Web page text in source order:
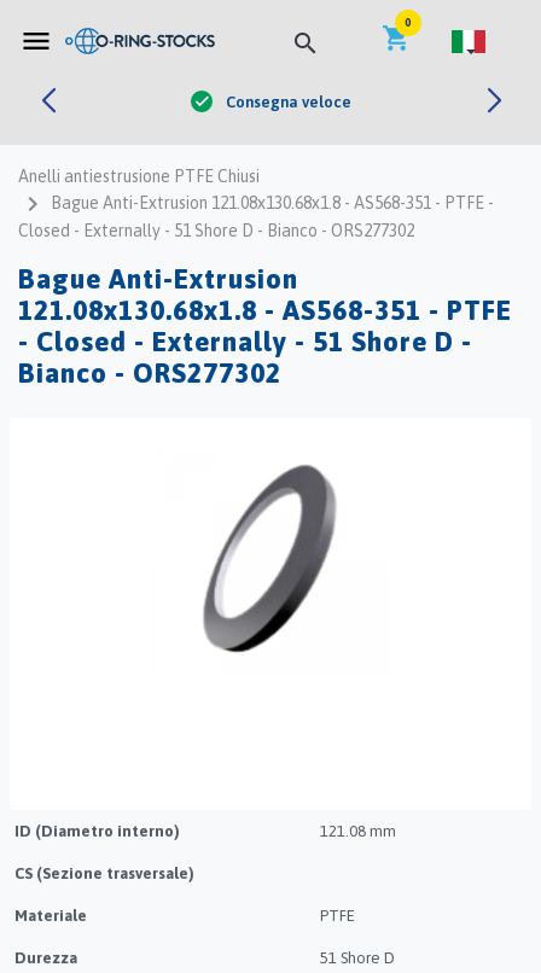
menu search shopping_cart
0
check Consegna veloce
Anelli antiestrusione PTFE Chiusi
navigate_next
Bague Anti-Extrusion 121.08x130.68x1.8 - AS568-351 - PTFE -
Closed - Externally - 51 Shore D - Bianco - ORS277302
Bague Anti-Extrusion
121.08x130.68x1.8 - AS568-351 - PTFE
- Closed - Externally - 51 Shore D -
Bianco - ORS277302


ID (Diametro interno) 121.08 mm
CS (Sezione trasversale)
Materiale PTFE
Durezza 51 Shore D